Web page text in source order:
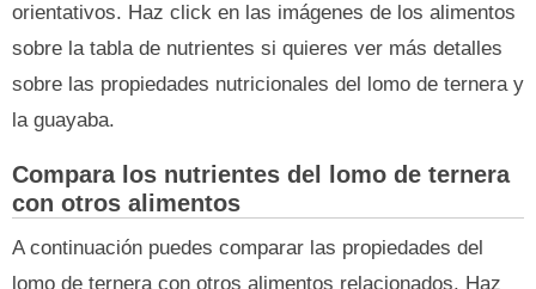
orientativos. Haz click en las imágenes de los alimentos
sobre la tabla de nutrientes si quieres ver más detalles
sobre las propiedades nutricionales del lomo de ternera y
la guayaba.
Compara los nutrientes del lomo de ternera
con otros alimentos
A continuación puedes comparar las propiedades del
lomo de ternera con otros alimentos relacionados. Haz